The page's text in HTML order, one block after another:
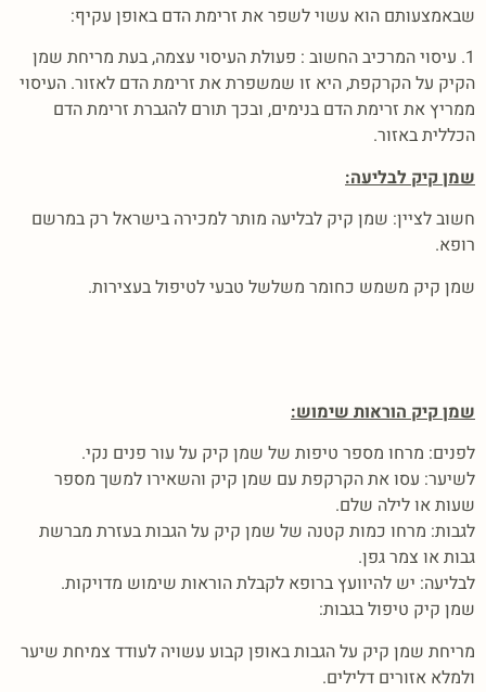
שבאמצעותם הוא עשוי לשפר את זרימת הדם באופן עקיף:
1. עיסוי המרכיב החשוב : פעולת העיסוי עצמה, בעת מריחת שמן
הקיק על הקרקפת, היא זו שמשפרת את זרימת הדם לאזור. העיסוי
ממריץ את זרימת הדם בנימים, ובכך תורם להגברת זרימת הדם
הכללית באזור.
שמן קיק לבליעה:
חשוב לציין: שמן קיק לבליעה מותר למכירה בישראל רק במרשם
רופא.
שמן קיק משמש כחומר משלשל טבעי לטיפול בעצירות.
שמן קיק הוראות שימוש:
לפנים: מרחו מספר טיפות של שמן קיק על עור פנים נקי.
לשיער: עסו את הקרקפת עם שמן קיק והשאירו למשך מספר
שעות או לילה שלם.
לגבות: מרחו כמות קטנה של שמן קיק על הגבות בעזרת מברשת
גבות או צמר גפן.
לבליעה: יש להיוועץ ברופא לקבלת הוראות שימוש מדויקות.
שמן קיק טיפול בגבות:
מריחת שמן קיק על הגבות באופן קבוע עשויה לעודד צמיחת שיער
ולמלא אזורים דלילים.